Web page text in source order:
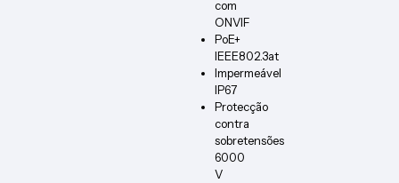
com
ONVIF
PoE+
IEEE802.3at
Impermeável
IP67
Protecção
contra
sobretensões
6000
V